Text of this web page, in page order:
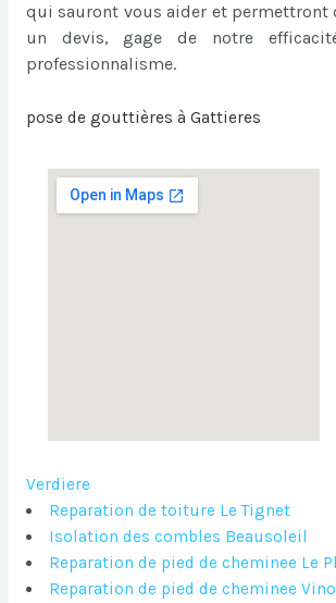
qui sauront vous aider et permettront
un devis, gage de notre
professionnalisme.
pose de gouttières à Gattieres
Verdiere
Reparation de toiture Le Tignet
Isolation des combles Beausoleil
Reparation de pied de cheminee Le
Reparation de pied de cheminee